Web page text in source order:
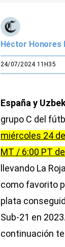
Héctor Honores
24/07/2024 11H35
España y
grupo C del
miércoles 24
MT / 6:00 PT
llevando La
como favorito
plata
Sub-21 en
continuación